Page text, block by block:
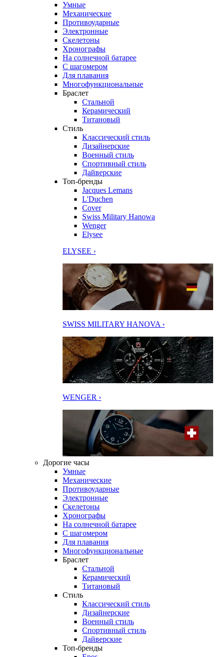
Умные
Механические
Противоударные
Электронные
Скелетоны
Хронографы
На солнечной батарее
С шагомером
Для плавания
Многофункциональные
Браслет
Стальной
Керамический
Титановый
Стиль
Классический стиль
Дизайнерские
Военный стиль
Спортивный стиль
Дайверские
Топ-бренды
Jacques Lemans
L'Duchen
Cover
Swiss Military Hanowa
Wenger
Elysee
ELYSEE ›
SWISS MILITARY HANOVA ›
WENGER ›
Дорогие часы
Умные
Механические
Противоударные
Электронные
Скелетоны
Хронографы
На солнечной батарее
С шагомером
Для плавания
Многофункциональные
Браслет
Стальной
Керамический
Титановый
Стиль
Классический стиль
Дизайнерские
Военный стиль
Спортивный стиль
Дайверские
Топ-бренды